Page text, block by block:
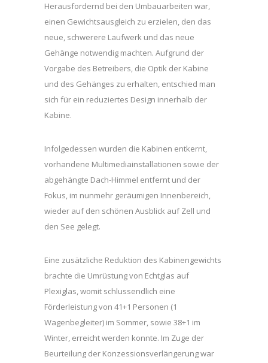
Herausfordernd bei den Umbauarbeiten war,
einen Gewichtsausgleich zu erzielen, den das
neue, schwerere Laufwerk und das neue
Gehänge notwendig machten. Aufgrund der
Vorgabe des Betreibers, die Optik der Kabine
und des Gehänges zu erhalten, entschied man
sich für ein reduziertes Design innerhalb der
Kabine.
Infolgedessen wurden die Kabinen entkernt,
vorhandene Multimediainstallationen sowie der
abgehängte Dach-Himmel entfernt und der
Fokus, im nunmehr geräumigen Innenbereich,
wieder auf den schönen Ausblick auf Zell und
den See gelegt.
Eine zusätzliche Reduktion des Kabinengewichts
brachte die Umrüstung von Echtglas auf
Plexiglas, womit schlussendlich eine
Förderleistung von 41+1 Personen (1
Wagenbegleiter) im Sommer, sowie 38+1 im
Winter, erreicht werden konnte. Im Zuge der
Beurteilung der Konzessionsverlängerung war